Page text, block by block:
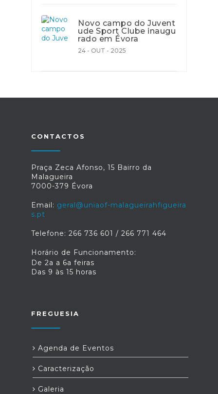
Novo campo do Juvent
ude Sport Clube inaugu
rado em Évora
24 - OUT - 2025
CONTACTOS
Praça Zeca Afonso, 15 Bairro da
Malagueira
7000-379 Évora
Email: geral@uniaof-malagueirahfigueira
s.pt
Telefone: 266 736 601 / 266 771 464
Horário de Funcionamento:
De 2a a 6a feiras
Das 9 às 15 horas
FREGUESIA
Agenda de Eventos
Caracterização
Galeria